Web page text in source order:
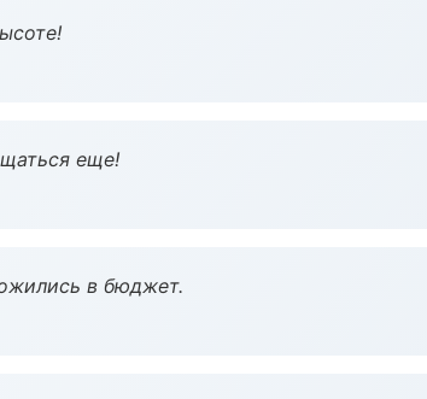
еще!
в бюджет.